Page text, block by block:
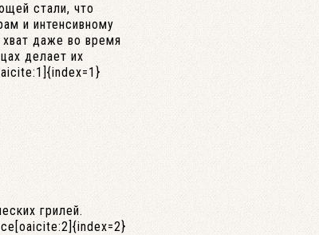
стали, что
и интенсивному
даже во время
делает их
грилей.